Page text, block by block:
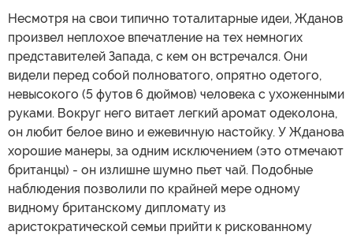
Несмотря на свои типично тоталитарные идеи, Жданов
произвел неплохое впечатление на тех немногих
представителей Запада, с кем он встречался. Они
видели перед собой полноватого, опрятно одетого,
невысокого (5 футов 6 дюймов) человека с ухоженными
руками. Вокруг него витает легкий аромат одеколона,
он любит белое вино и ежевичную настойку. У Жданова
хорошие манеры, за одним исключением (это отмечают
британцы) - он излишне шумно пьет чай. Подобные
наблюдения позволили по крайней мере одному
видному британскому дипломату из
аристократической семьи прийти к рискованному